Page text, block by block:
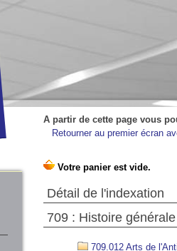
A partir de cette page vous
Retourner au premier écran
Détail de l'indexation
709 : Histoire générale
709.012 Arts de